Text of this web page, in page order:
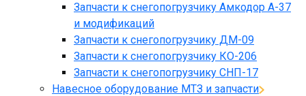
Запчасти к снегопогрузчику Амкодор А-37
и модификаций
Запчасти к снегопогрузчику ДМ-09
Запчасти к снегопогрузчику КО-206
Запчасти к снегопогрузчику СНП-17
Навесное оборудование МТЗ и запчасти